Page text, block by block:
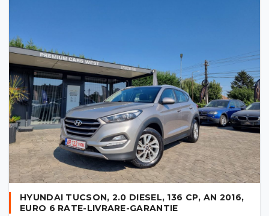
HYUNDAI TUCSON, 2.0 DIESEL, 136 CP, AN 2016,
EURO 6 RATE-LIVRARE-GARANTIE